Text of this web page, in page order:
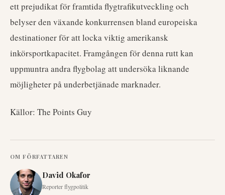
ett prejudikat för framtida flygtrafikutveckling och
belyser den växande konkurrensen bland europeiska
destinationer för att locka viktig amerikansk
inkörsportkapacitet. Framgången för denna rutt kan
uppmuntra andra flygbolag att undersöka liknande
möjligheter på underbetjänade marknader.
Källor: The Points Guy
OM FÖRFATTAREN
David Okafor
Reporter flygpolitik